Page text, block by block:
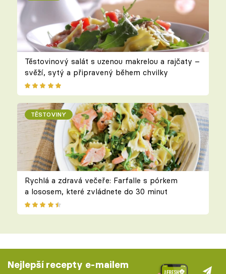
Těstovinový salát s uzenou makrelou a rajčaty –
svěží, sytý a připravený během chvilky
TĚSTOVINY
Rychlá a zdravá večeře: Farfalle s pórkem
a lososem, které zvládnete do 30 minut
Nejlepší recepty e-mailem